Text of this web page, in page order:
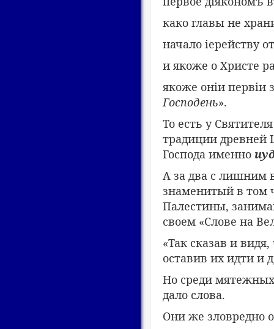
како главы не
начало іерейству
и якоже о Христе
якоже оніи первіи
Господень».
То есть у
традиции древней
Господа именно
А за два с лишним
знаменитый в том
Палестины,
своем «Слове на
«Так сказав и
оставив их идти и
Но среди
дало слова.
Они же зловредно